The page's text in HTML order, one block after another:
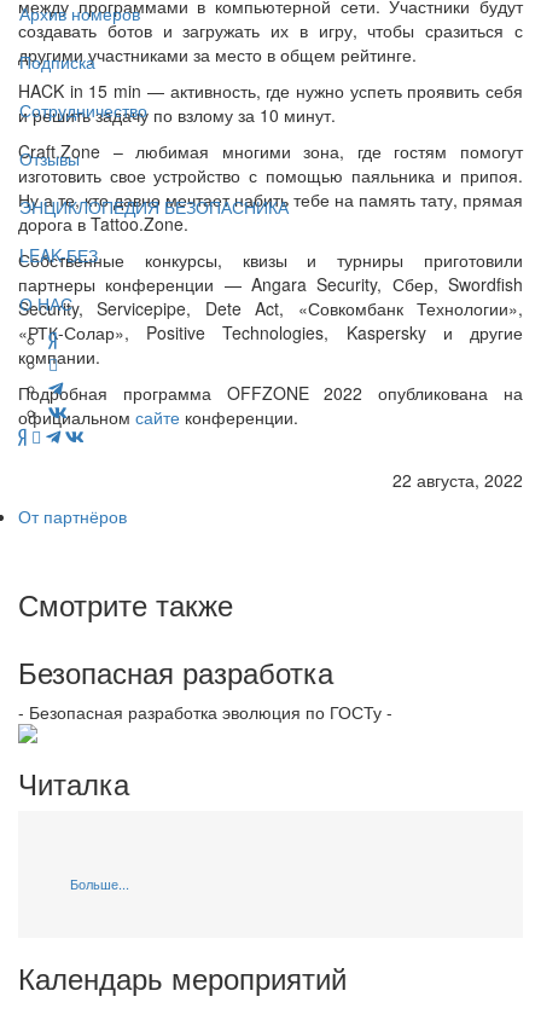
Архив номеров
Подписка
Сотрудничество
Отзывы
ЭНЦИКЛОПЕДИЯ БЕЗОПАСНИКА
LEAK-БЕЗ
О НАС
между программами в компьютерной сети. Участники будут
создавать ботов и загружать их в игру, чтобы сразиться с
другими участниками за место в общем рейтинге.
HACK in 15 min — активность, где нужно успеть проявить себя
и решить задачу по взлому за 10 минут.
Craft.Zone – любимая многими зона, где гостям помогут
изготовить свое устройство с помощью паяльника и припоя.
Ну а те, кто давно мечтает набить тебе на память тату, прямая
дорога в Tattoo.Zone.
Собственные конкурсы, квизы и турниры приготовили
партнеры конференции — Angara Security, Сбер, Swordfish
Security, Servicepipe, Dete Act, «Совкомбанк Технологии»,
«РТК-Солар», Positive Technologies, Kaspersky и другие
компании.
Подробная программа OFFZONE 2022 опубликована на
официальном сайте конференции.
22 августа, 2022
От партнёров
Смотрите также
Безопасная разработка
- Безопасная разработка эволюция по ГОСТу -
Читалка
Больше...
Календарь мероприятий